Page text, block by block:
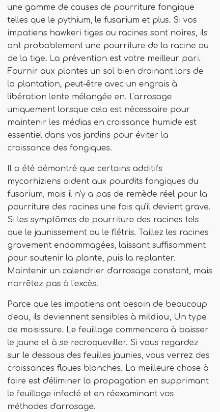
une gamme de causes de pourriture fongique
telles que le pythium, le fusarium et plus. Si vos
impatiens hawkeri tiges ou racines sont noires, ils
ont probablement une pourriture de la racine ou
de la tige. La prévention est votre meilleur pari.
Fournir aux plantes un sol bien drainant lors de
la plantation, peut-être avec un engrais à
libération lente mélangée en. L'arrosage
uniquement lorsque cela est nécessaire pour
maintenir les médias en croissance humide est
essentiel dans vos jardins pour éviter la
croissance des fongiques.
Il a été démontré que certains additifs
mycorhiziens aident aux pourdits fongiques du
fusarium, mais il n'y a pas de remède réel pour la
pourriture des racines une fois qu'il devient grave.
Si les symptômes de pourriture des racines tels
que le jaunissement ou le flétris. Taillez les racines
gravement endommagées, laissant suffisamment
pour soutenir la plante, puis la replanter.
Maintenir un calendrier d'arrosage constant, mais
n'arrêtez pas à l'excès.
Parce que les impatiens ont besoin de beaucoup
d'eau, ils deviennent sensibles à mildiou, Un type
de moisissure. Le feuillage commencera à baisser
le jaune et à se recroqueviller. Si vous regardez
sur le dessous des feuilles jaunies, vous verrez des
croissances floues blanches. La meilleure chose à
faire est d'éliminer la propagation en supprimant
le feuillage infecté et en réexaminant vos
méthodes d'arrosage.